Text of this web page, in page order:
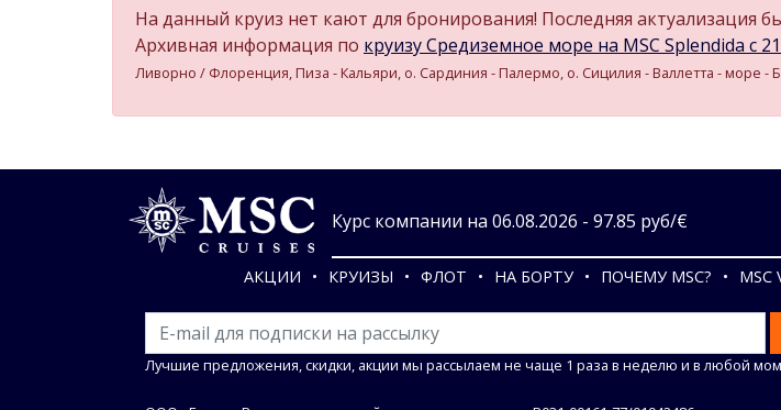
На данный круиз нет кают для бронирования! Последняя актуализация
Архивная информация по круизу Средиземное море на MSC Splendida c
Ливорно / Флоренция, Пиза - Кальяри, о. Сардиния - Палермо, о. Сицилия - Валлетта - море -
Курс компании на 06.08.2026 - 97.85 руб/€
АКЦИИ КРУИЗЫ ФЛОТ НА БОРТУ ПОЧЕМУ MSC? MSC
Лучшие предложения, скидки, акции мы рассылаем не чаще 1 раза в неделю и в любой